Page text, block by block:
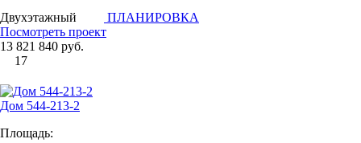
Двухэтажный
ПЛАНИРОВКА
Посмотреть проект
13 821 840 руб.
17
Дом 544-213-2
Площадь: